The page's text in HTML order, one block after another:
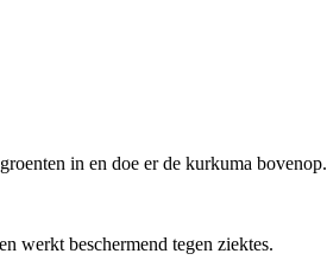
in en doe er de kurkuma
werkt beschermend tegen ziektes.